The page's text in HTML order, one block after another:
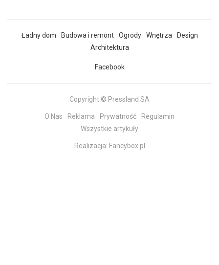
Ładny dom Budowa i remont Ogrody Wnętrza
Design
Architektura
Facebook
Copyright © Pressland SA
O Nas Reklama Prywatność
Regulamin
Wszystkie artykuły
Realizacja: Fancybox.pl